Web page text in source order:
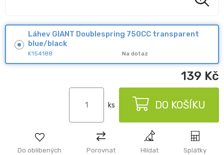
Do oblibených Porovnat Hlídat Splátky
Láhev GIANT Doublespring 750CC transparent
blue/black
K154188 Na dotaz
139 Kč
ks DO KOŠÍKU